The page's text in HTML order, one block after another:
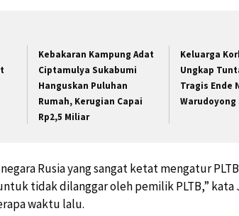
Kebakaran Kampung Adat
Ciptamulya Sukabumi
Hanguskan Puluhan
Rumah, Kerugian Capai
Rp2,5 Miliar
Keluarga
Ungkap
Tragis Ende
Warudoyong
Rusia yang sangat ketat mengatur
tidak dilanggar oleh pemilik PLTB,”
waktu lalu.